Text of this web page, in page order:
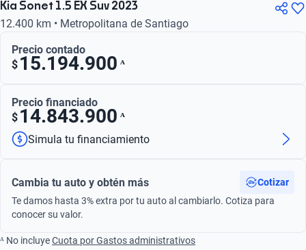
Kia Sonet 1.5 EX Suv 2023
12.400 km • Metropolitana de Santiago
Precio contado
$ 15.194.900 ᴬ
Precio financiado
$ 14.843.900 ᴬ
Simula tu financiamiento
Cambia tu auto y obtén más
Cotizar
Te damos hasta 3% extra por tu auto al cambiarlo. Cotiza para
conocer su valor.
ᴬ No incluyeCuota por Gastos administrativos